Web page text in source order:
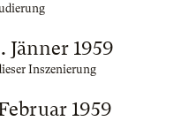
1959
Inszenierung
1959